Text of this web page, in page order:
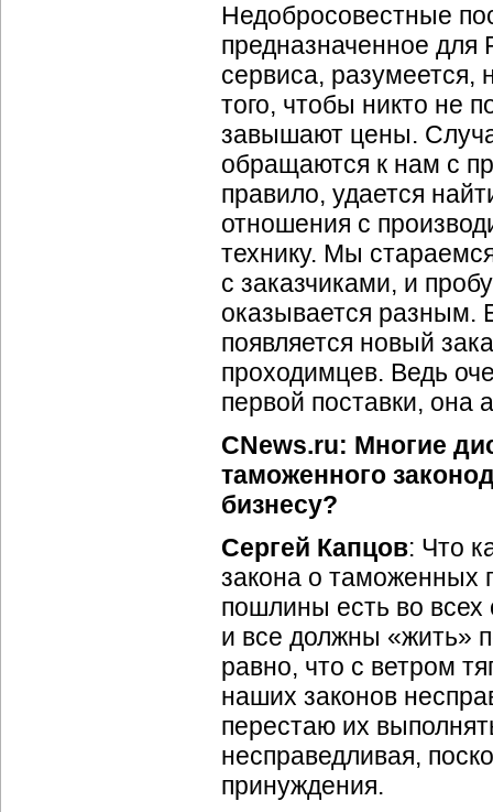
Недобросовестные
предназначенное для
сервиса, разумеется,
того, чтобы никто не
завышают цены.
обращаются к нам с
правило, удается
отношения с
технику. Мы
с заказчиками, и
оказывается разным.
появляется новый
проходимцев. Ведь
первой поставки, она
CNews.ru: Многие
таможенного
бизнесу?
Сергей Капцов: Что
закона о
пошлины есть во
и все должны «жить»
равно, что с ветром
наших законов
перестаю их
несправедливая,
принуждения.